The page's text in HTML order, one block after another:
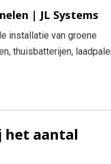
| JL Systems
installatie van groene
thuisbatterijen,
het aantal